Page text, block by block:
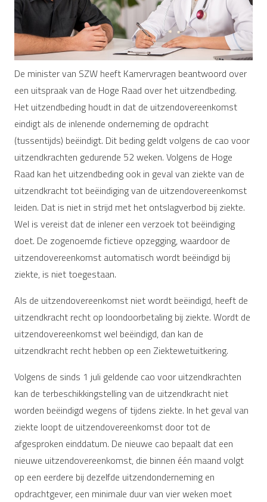
De minister van SZW heeft Kamervragen beantwoord over
een uitspraak van de Hoge Raad over het uitzendbeding.
Het uitzendbeding houdt in dat de uitzendovereenkomst
eindigt als de inlenende onderneming de opdracht
(tussentijds) beëindigt. Dit beding geldt volgens de cao voor
uitzendkrachten gedurende 52 weken. Volgens de Hoge
Raad kan het uitzendbeding ook in geval van ziekte van de
uitzendkracht tot beëindiging van de uitzendovereenkomst
leiden. Dat is niet in strijd met het ontslagverbod bij ziekte.
Wel is vereist dat de inlener een verzoek tot beëindiging
doet. De zogenoemde fictieve opzegging, waardoor de
uitzendovereenkomst automatisch wordt beëindigd bij
ziekte, is niet toegestaan.
Als de uitzendovereenkomst niet wordt beëindigd, heeft de
uitzendkracht recht op loondoorbetaling bij ziekte. Wordt de
uitzendovereenkomst wel beëindigd, dan kan de
uitzendkracht recht hebben op een Ziektewetuitkering.
Volgens de sinds 1 juli geldende cao voor uitzendkrachten
kan de terbeschikkingstelling van de uitzendkracht niet
worden beëindigd wegens of tijdens ziekte. In het geval van
ziekte loopt de uitzendovereenkomst door tot de
afgesproken einddatum. De nieuwe cao bepaalt dat een
nieuwe uitzendovereenkomst, die binnen één maand volgt
op een eerdere bij dezelfde uitzendonderneming en
opdrachtgever, een minimale duur van vier weken moet